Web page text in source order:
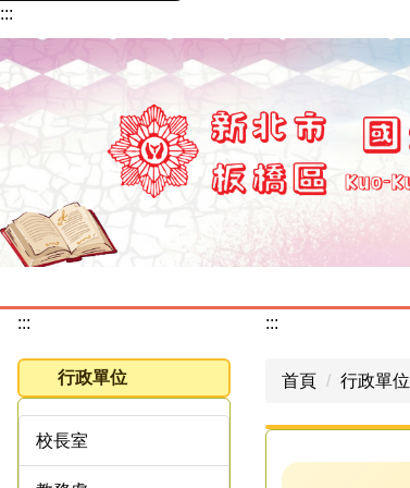
跳
主
內
:::
:::
行政單位
校長室
:::
首頁 行政單位